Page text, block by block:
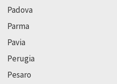
Padova
Parma
Pavia
Perugia
Pesaro